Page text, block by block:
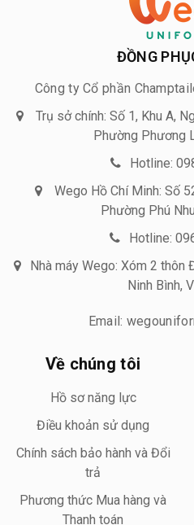
ĐỒNG
Công ty Cổ phần
Trụ sở chính: Số 1, Khu A,
Phường Phương
Hotline:
Wego Hồ Chí Minh: Số
Phường Phú
Hotline:
Nhà máy Wego: Xóm 2 thôn
Ninh Bình,
Email:
Về chúng tôi
Hồ sơ năng lực
Điều khoản sử dụng
Chính sách bảo hành và Đổi
trả
Phương thức Mua hàng và
Thanh toán